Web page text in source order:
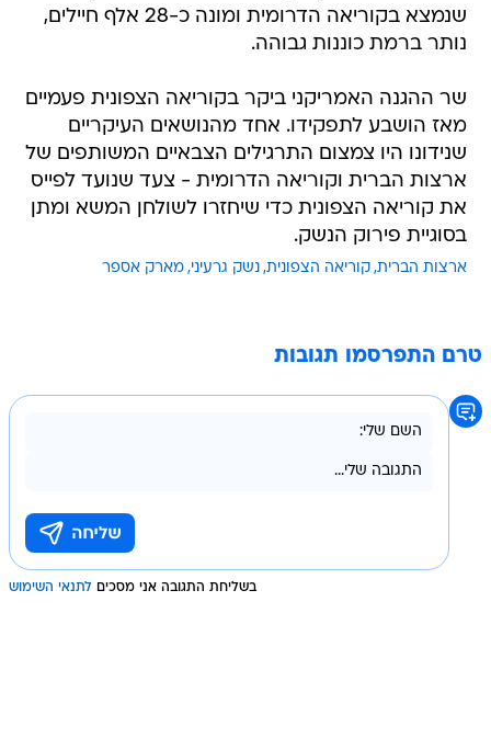
שנמצא בקוריאה הדרומית ומונה כ-28 אלף חיילים,
נותר ברמת כוננות גבוהה.
שר ההגנה האמריקני ביקר בקוריאה הצפונית פעמיים
מאז הושבע לתפקידו. אחד מהנושאים העיקריים
שנידונו היו צמצום התרגילים הצבאיים המשותפים של
ארצות הברית וקוריאה הדרומית - צעד שנועד לפייס
את קוריאה הצפונית כדי שיחזרו לשולחן המשא ומתן
בסוגיית פירוק הנשק.
ארצות הברית קוריאה הצפונית נשק גרעיני מארק אספר
טרם התפרסמו תגובות
בשליחת התגובה אני מסכים לתנאי השימוש